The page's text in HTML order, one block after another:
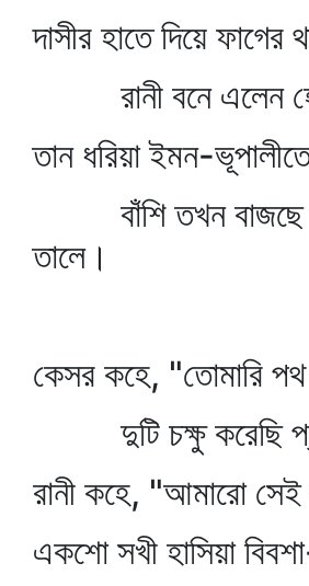
দাসীর হাতে দিয়ে ফাগের
রানী বনে এলেন
তান ধরিয়া ইমন-
বাঁশি তখন বাজছে
তালে।
কেসর কহে, "তোমারি পথ
দুটি চক্ষু করেছি
রানী কহে, "আমারো
একশো সখী হাসিয়া